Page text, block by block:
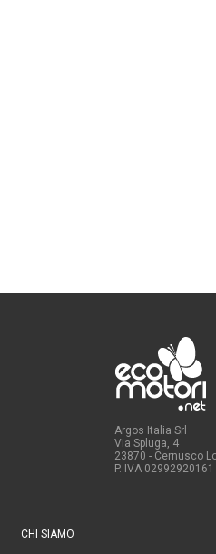
Argos Italia Srl
Via Spluga, 4
23870 - Cernusco
P. IVA 02992920161
CHI SIAMO